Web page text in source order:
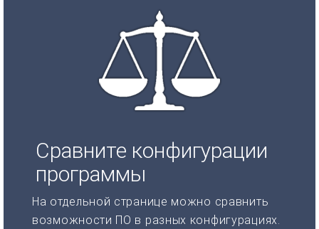
Сравните конфигурации
программы
На отдельной странице можно сравнить
возможности ПО в разных конфигурациях.